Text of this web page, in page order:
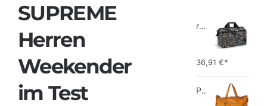
SUPREME
Herren
Weekender
im Test
reisenthel allrounder L pocket  Vielseitige Doktortasche für Reise, Arbeit und Freizeit  Mit praktischer Trolley…
36,91 €*
PIECES TOTALLY ROYAL LEATHER TRAVEL BAG 17055349 Damen Umhängetaschen ,1 Groesse (51 x 33 x 14,5 cm)